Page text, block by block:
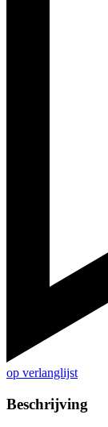
op verlanglijst
Beschrijving